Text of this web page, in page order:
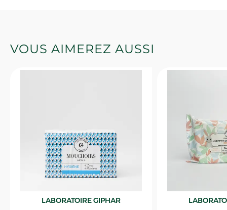
VOUS AIMEREZ AUSSI
LABORATOIRE GIPHAR